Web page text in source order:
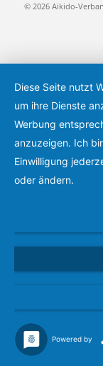
© 2026 Aikido-
Diese Seite nutzt
um ihre Dienste
Werbung
anzuzeigen. Ich
Einwilligung
oder ändern.
Powered by